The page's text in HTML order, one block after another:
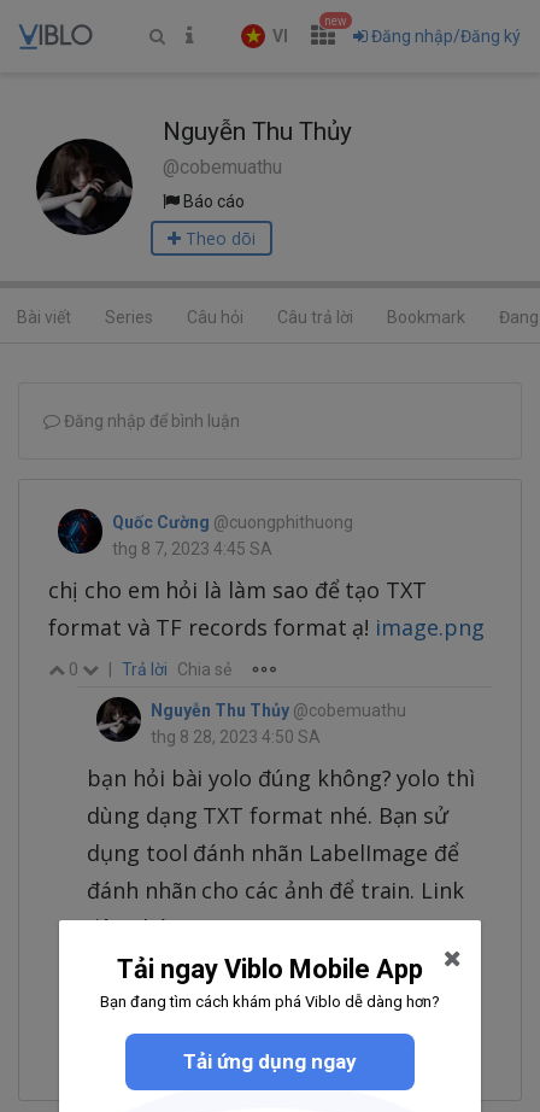
VI
new
Đăng nhập/Đăng ký
Nguyễn Thu Thủy
@cobemuathu
Báo cáo
Theo dõi
Bài viết Series Câu hỏi Câu trả lời Bookmark
Đăng nhập để bình luận
Quốc Cường @cuongphithuong
thg 8 7, 2023 4:45 SA
chị cho em hỏi là làm sao để tạo TXT
format và TF records format ạ! image.png
0 Trả lời Chia sẻ
Nguyễn Thu Thủy @cobemuathu
thg 8 28, 2023 4:50 SA
bạn hỏi bài yolo đúng không? yolo thì
dùng dạng TXT format nhé. Bạn sử
dụng tool đánh nhãn LabelImage để
đánh nhãn cho các ảnh để train. Link
đây nhé:
https://github.com/HumanSignal/lab
elImg
Tải ngay Viblo Mobile App
Bạn đang tìm cách khám phá Viblo dễ dàng hơn?
Tải ứng dụng ngay